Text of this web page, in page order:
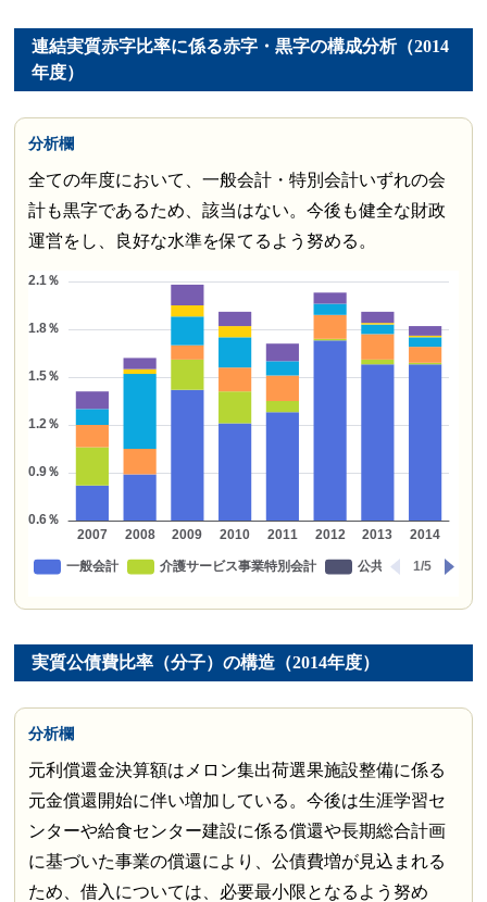
連結実質赤字比率に係る赤字・黒字の構成分析（2014
年度）
分析欄
全ての年度において、一般会計・特別会計いずれの会
計も黒字であるため、該当はない。今後も健全な財政
運営をし、良好な水準を保てるよう努める。
実質公債費比率（分子）の構造（2014年度）
分析欄
元利償還金決算額はメロン集出荷選果施設整備に係る
元金償還開始に伴い増加している。今後は生涯学習セ
ンターや給食センター建設に係る償還や長期総合計画
に基づいた事業の償還により、公債費増が見込まれる
ため、借入については、必要最小限となるよう努め